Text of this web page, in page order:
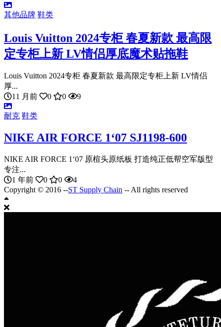
其他品牌 鞋类
Louis Vuitton 2024专柜 春夏新款 最高限
定专柜上新 LV情侣厚底魔术贴拖鞋
Louis Vuitton 2024专柜 春夏新款 最高限定专柜上新 LV情侣
厚...
11 月前
0 0 9
耐克 鞋类
NIKE AIR FORCE 1‘07 SJ1198-600
NIKE AIR FORCE 1‘07 原楦头原纸板 打造纯正低帮空军版型
专注...
1 年前
0 0
4
Copyright © 2016 --ST Supply Chain -- All rights reserved